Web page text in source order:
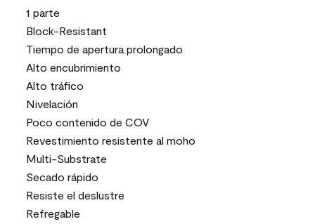
1 parte
Block-Resistant
Tiempo de apertura prolongado
Alto encubrimiento
Alto tráfico
Nivelación
Poco contenido de COV
Revestimiento resistente al moho
Multi-Substrate
Secado rápido
Resiste el deslustre
Refregable